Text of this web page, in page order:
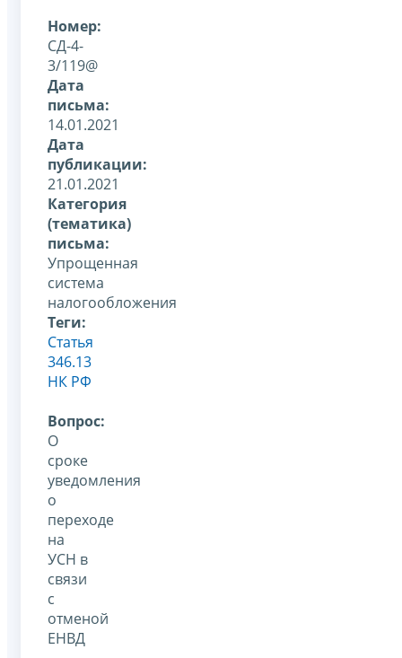
Номер:
СД-4-
3/119@
Дата
письма:
14.01.2021
Дата
публикации:
21.01.2021
Категория
(тематика)
письма:
Упрощенная
система
налогообложения
Теги:
Статья
346.13
НК РФ
Вопрос:
О
сроке
уведомления
о
переходе
на
УСН в
связи
с
отменой
ЕНВД